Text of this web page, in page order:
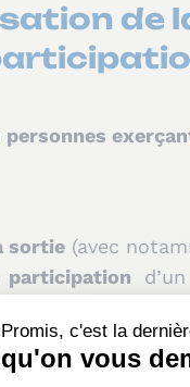
de
personnes
sortie (avec